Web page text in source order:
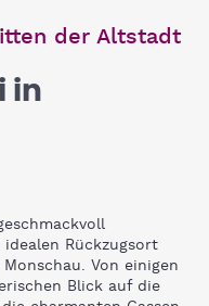
der Altstadt
in
Rückzugsort
Von einigen
Blick auf die